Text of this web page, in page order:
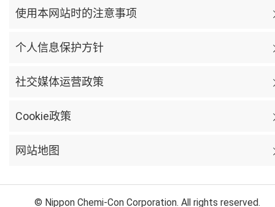
使用本网站时的注意事项
个人信息保护方针
社交媒体运营政策
Cookie政策
网站地图
© Nippon Chemi-Con Corporation. All rights reserved.